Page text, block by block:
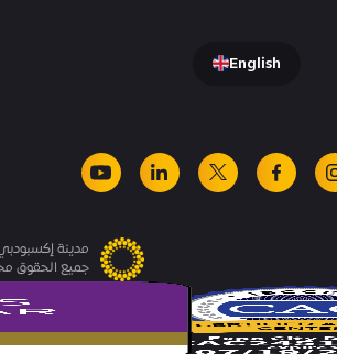
English
instagram
facebook
x
linkedin
youtube
مدينة
جميع الحقوق